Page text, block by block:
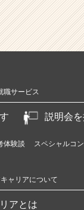
職サービス
説明会
体験談 スペシャルコ
ャリアについて
アとは